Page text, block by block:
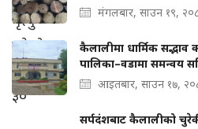
मंगलबार, साउन १९,
कैलालीमा धार्मिक सद्भाव
पालिका–वडामा समन्वय
आइतबार, साउन १७,
सर्पदंशबाट कैलालीको